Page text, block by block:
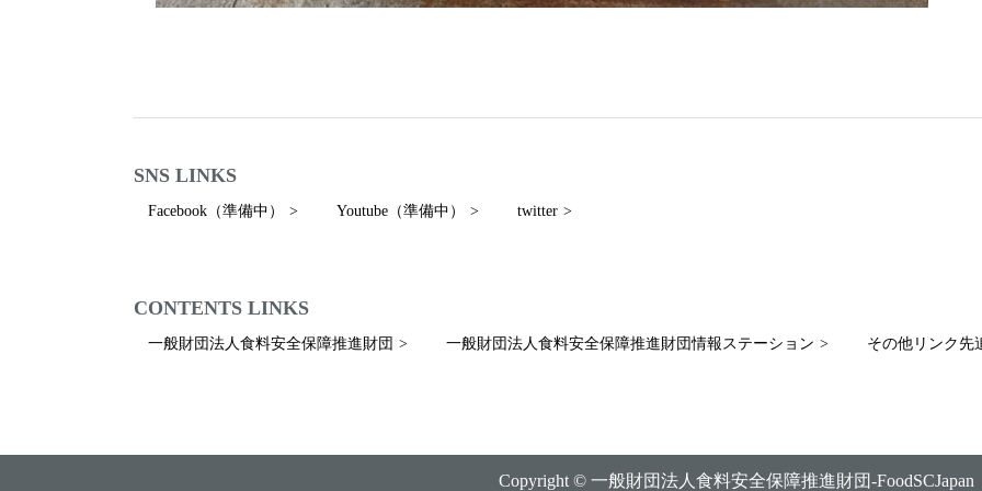
SNS LINKS
Facebook（準備中） Youtube（準備中） twitter
CONTENTS LINKS
一般財団法人食料安全保障推進財団 一般財団法人食料安全保障推進財団情報ステーション その他リンク先
Copyright © 一般財団法人食料安全保障推進財団-FoodSCJapan